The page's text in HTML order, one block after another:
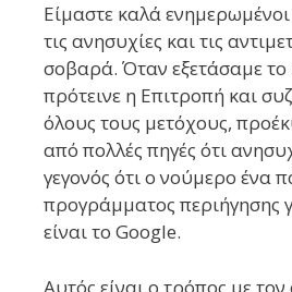
Είμαστε καλά
τις ανησυχίες και τις
σοβαρά. Όταν εξετάσαμε το
πρότεινε η Επιτροπή και
όλους τους μετόχους,
από πολλές πηγές ότι
γεγονός ότι ο νούμερο ένα
προγράμματος περιήγησης
είναι το Google.
Αυτός είναι ο τρόπος με τον